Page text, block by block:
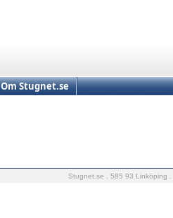
Om Stugnet.se
Stugnet.se . 585 93 Linköping .